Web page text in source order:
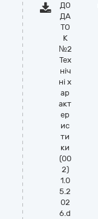
ДО
ДА
ТО
К
№2
Тех
ніч
ні х
ар
акт
ер
ис
ти
ки
(00
2)
1.0
5.2
02
6.d